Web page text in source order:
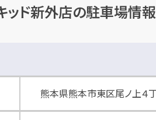
ッド新外店の駐車場情報
熊本県熊本市東区尾ノ上４丁